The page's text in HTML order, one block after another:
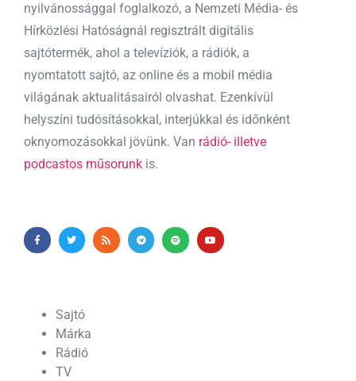
nyilvánossággal foglalkozó, a Nemzeti Média- és
Hírközlési Hatóságnál regisztrált digitális
sajtótermék, ahol a televíziók, a rádiók, a
nyomtatott sajtó, az online és a mobil média
világának aktualitásairól olvashat. Ezenkívül
helyszíni tudósításokkal, interjúkkal és időnként
oknyomozásokkal jövünk. Van rádió- illetve
podcastos műsorunk is.
Sajtó
Márka
Rádió
TV